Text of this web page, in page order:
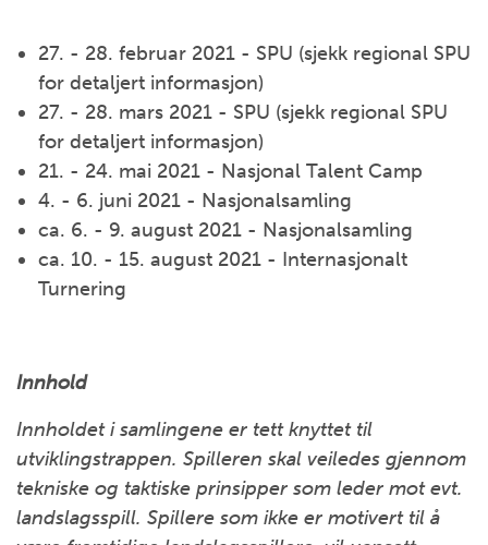
27. - 28. februar 2021 - SPU (sjekk regional SPU
for detaljert informasjon)
27. - 28. mars 2021 - SPU (sjekk regional SPU
for detaljert informasjon)
21. - 24. mai 2021 - Nasjonal Talent Camp
4. - 6. juni 2021 - Nasjonalsamling
ca. 6. - 9. august 2021 - Nasjonalsamling
ca. 10. - 15. august 2021 - Internasjonalt
Turnering
Innhold
Innholdet i samlingene er tett knyttet til
utviklingstrappen. Spilleren skal veiledes gjennom
tekniske og taktiske prinsipper som leder mot evt.
landslagsspill. Spillere som ikke er motivert til å